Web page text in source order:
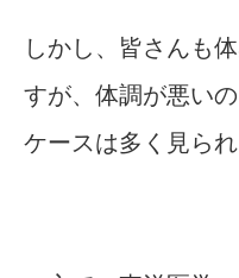
しかし、皆さんも
すが、体調が悪い
ケースは多く見られ